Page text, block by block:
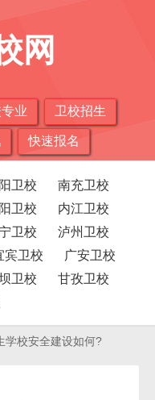
网
业 卫校招生
快速报名
卫校
南充卫校
卫校
内江卫校
卫校
泸州卫校
宾卫校
广安卫校
卫校
甘孜卫校
学校安全建设如何?